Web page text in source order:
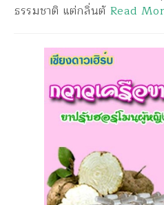
ธรรมชาติ แต่กลิ่นตั Read